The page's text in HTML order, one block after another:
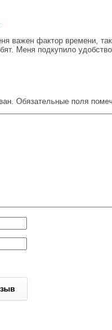
важен фактор времени,
Меня подкупило
Обязательные поля